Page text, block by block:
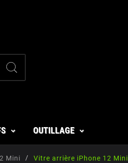
OUTILLAGE
Mini Vitre arrière iPhone 12 Mini